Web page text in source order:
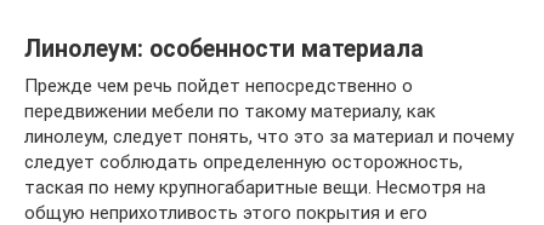
Линолеум: особенности материала
Прежде чем речь пойдет непосредственно о
передвижении мебели по такому материалу, как
линолеум, следует понять, что это за материал и почему
следует соблюдать определенную осторожность,
таская по нему крупногабаритные вещи. Несмотря на
общую неприхотливость этого покрытия и его